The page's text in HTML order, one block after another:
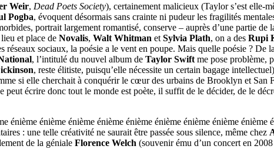
Weir, Dead Poets Society), certainement malicieux (Taylor s’est elle-
Pogba, évoquent désormais sans crainte ni pudeur les fragilités
portrait largement romantisé, conserve – auprès d’une partie de
et place de Novalis, Walt Whitman et Sylvia Plath, on a des Rupi
réseaux sociaux, la poésie a le vent en poupe. Mais quelle poésie ? De
, l’intitulé du nouvel album de Taylor Swift me pose problème,
, reste élitiste, puisqu’elle nécessite un certain bagage
si elle cherchait à conquérir le cœur des urbains de Brooklyn et San
écrire donc tout le monde est poète, il suffit de le décider, de le
énième énième énième énième énième énième énième énième énième
: une telle créativité ne saurait être passée sous silence, même chez
de la géniale Florence Welch (souvenir ému d’un concert en